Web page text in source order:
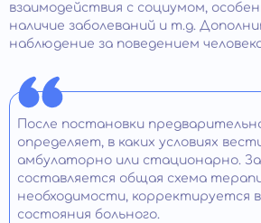
взаимодействия с социумом,
наличие заболеваний и т.д.
наблюдение за поведением
После постановки
определяет, в каких условиях
амбулаторно или стационарно.
составляется общая схема
необходимости, корректируется
состояния больного.